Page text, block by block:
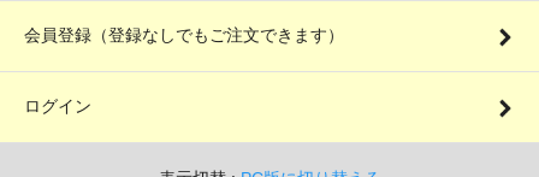
会員登録（登録なしでもご注文できます）
ログイン